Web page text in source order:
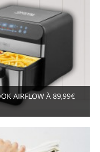
AIRFLOW À 89,99€